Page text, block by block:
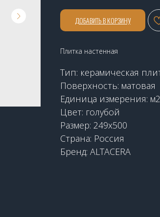
ДОБАВИТЬ В КОРЗИНУ
Плитка настенная
Тип: керамическая
Поверхность: матовая
Единица измерения: м2
Цвет: голубой
Размер: 249х500
Страна: Россия
Бренд: ALTACERA